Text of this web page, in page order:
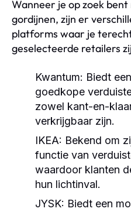
Wanneer je op zoek
gordijnen, zijn er
platforms waar je
geselecteerde retailers
Kwantum: Biedt
goedkope
zowel kant-en-
verkrijgbaar zijn.
IKEA: Bekend om
functie van
waardoor klanten
hun lichtinval.
JYSK: Biedt een